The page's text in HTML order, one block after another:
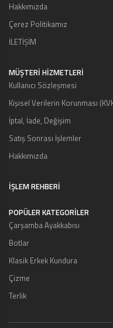
Hakkımızda
Çerez Politikamız
İLETİŞİM
MÜŞTERI HIZMETLERI
Kullanıcı Sözleşmesi
Kişisel Verilerin Korunması
İptal, İade, Değişim
Satış Sonrası İşlemler
Hakkımızda
İŞLEM REHBERİ
POPÜLER KATEGORİLER
Çarşamba Ayakkabısı
Botlar
Klasik Erkek Kundura
Çizme
Terlik